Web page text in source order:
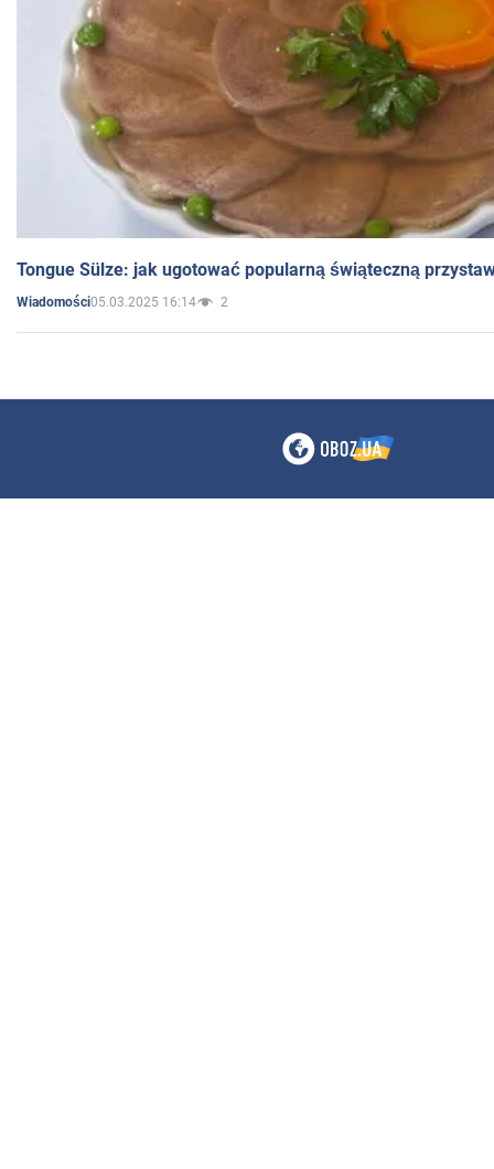
Tongue Sülze: jak ugotować popularną świąteczną
Wiadomości05.03.2025 16:14 2